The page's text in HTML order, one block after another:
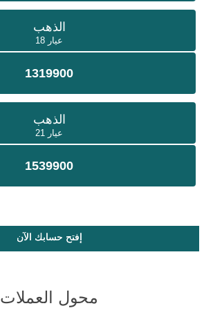
الذهب
عيار 18
1319900
الذهب
عيار 21
1539900
إفتح حسابك الآن
محول العملات